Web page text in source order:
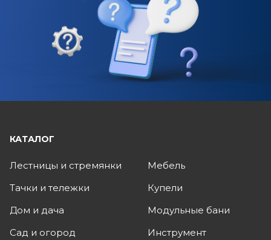
КАТАЛОГ
Лестницы и стремянки
Тачки и тележки
Дом и дача
Сад и огород
Мебель
Купели
Модульные бани
Инструмент